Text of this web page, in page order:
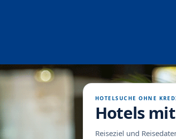
HOTELSUCHE OHNE
Hotels
Reiseziel und